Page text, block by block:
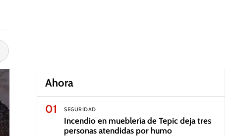
Ahora
01
SEGURIDAD
Incendio en mueblería de Tepic deja tres
personas atendidas por humo